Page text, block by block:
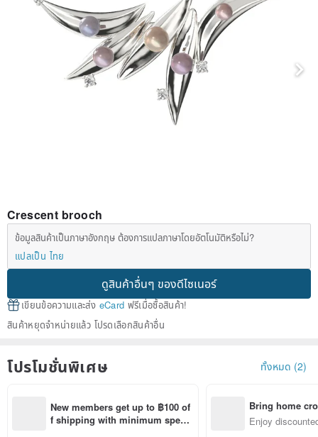
Crescent brooch
ข้อมูลสินค้าเป็นภาษาอังกฤษ ต้องการแปลภาษาโดยอัตโนมัติหรือไม่?
แปลเป็น ไทย
ดูสินค้าอื่นๆ ของดีไซเนอร์
เขียนข้อความและส่ง eCard ฟรีเมื่อซื้อสินค้า!
สินค้าหยุดจำหน่ายแล้ว โปรดเลือกสินค้าอื่น
โปรโมชั่นพิเศษ ทั้งหมด (2)
New members get up to ฿100 of
f shipping with minimum spen
Bring home
n with ease
Enjoy